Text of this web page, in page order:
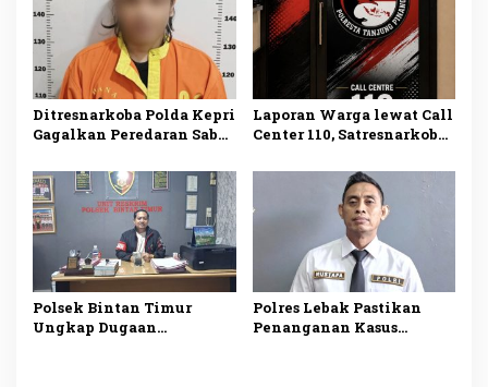
Ditresnarkoba Polda Kepri
Gagalkan Peredaran Sabu
Ditangkap di Batu Ampar
Laporan Warga lewat Call
Center 110, Satresnarkoba
Ungkap Kasus
Penyalahgunaan
Narkotika
Polsek Bintan Timur
Ungkap Dugaan
Polres Lebak Pastikan
Penanganan Kasus